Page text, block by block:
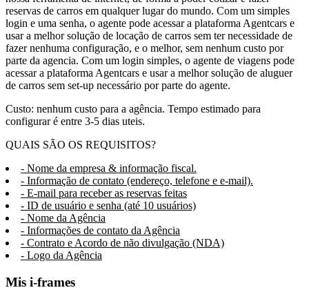
reservas de carros em qualquer lugar do mundo. Com um simples
login e uma senha, o agente pode acessar a plataforma Agentcars e
usar a melhor solução de locação de carros sem ter necessidade de
fazer nenhuma configuração, e o melhor, sem nenhum custo por
parte da agencia. Com um login simples, o agente de viagens pode
acessar a plataforma Agentcars e usar a melhor solução de aluguer
de carros sem set-up necessário por parte do agente.
Custo: nenhum custo para a agência. Tempo estimado para
configurar é entre 3-5 dias uteis.
QUAIS SÃO OS REQUISITOS?
- Nome da empresa & informação fiscal.
- Informação de contato (endereço, telefone e e-mail).
- E-mail para receber as reservas feitas
- ID de usuário e senha (até 10 usuários)
- Nome da Agência
- Informações de contato da Agência
- Contrato e Acordo de não divulgação (NDA)
- Logo da Agência
Mis i-frames